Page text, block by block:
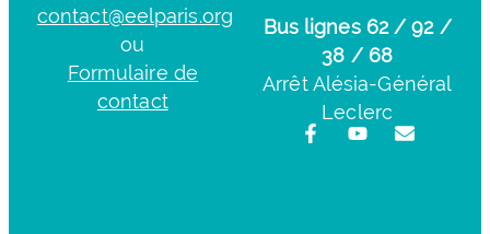
contact@eelparis.org
ou
Formulaire de
contact
Bus lignes 62 / 92 /
38 / 68
Arrêt Alésia-Général
Leclerc